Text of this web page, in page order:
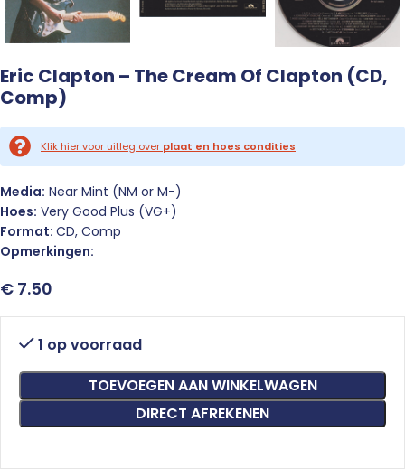
Eric Clapton – The Cream Of Clapton (CD,
Comp)
Klik hier voor uitleg over plaat en hoes condities
Media: Near Mint (NM or M-)
Hoes: Very Good Plus (VG+)
Format: CD, Comp
Opmerkingen:
€ 7.50
1 op voorraad
TOEVOEGEN AAN WINKELWAGEN
DIRECT AFREKENEN